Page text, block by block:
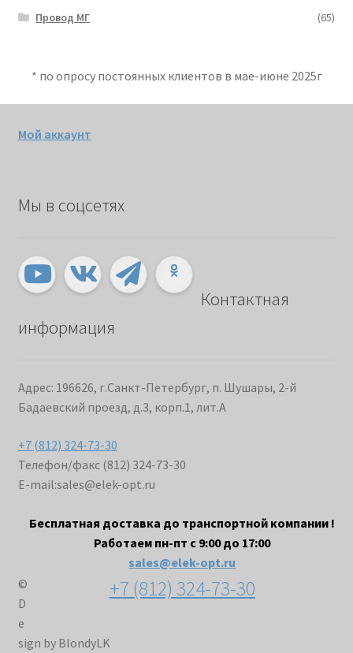
Провод МГ
(65)
* по опросу постоянных клиентов в мае-июне 2025г
Мой аккаунт
Мы в соцсетях
Контактная
информация
Адрес: 196626, г.Санкт-Петербург, п. Шушары, 2-й
Бадаевский проезд, д.3, корп.1, лит.А
+7 (812) 324-73-30
Телефон/факс (812) 324-73-30
E-mail:sales@elek-opt.ru
Бесплатная доставка до транспортной компании !
Работаем пн-пт с 9:00 до 17:00
sales@elek-opt.ru
+7 (812) 324-73-30
©
D
e
sign by BlondyLK